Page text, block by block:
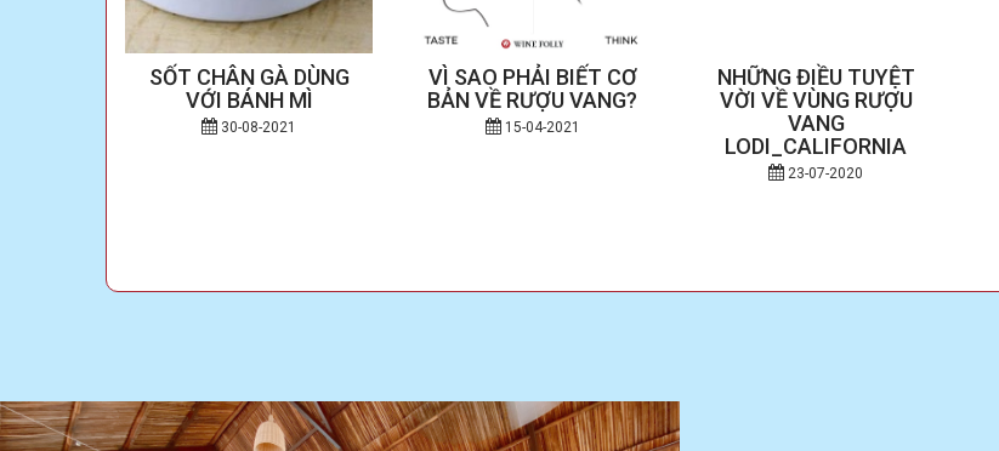
SỐT CHÂN GÀ DÙNG
VỚI BÁNH MÌ
30-08-2021
VÌ SAO PHẢI BIẾT CƠ
BẢN VỀ RƯỢU VANG?
15-04-2021
NHỮNG ĐIỀU TUYỆT
VỜI VỀ VÙNG RƯỢU
VANG
LODI_CALIFORNIA
23-07-2020